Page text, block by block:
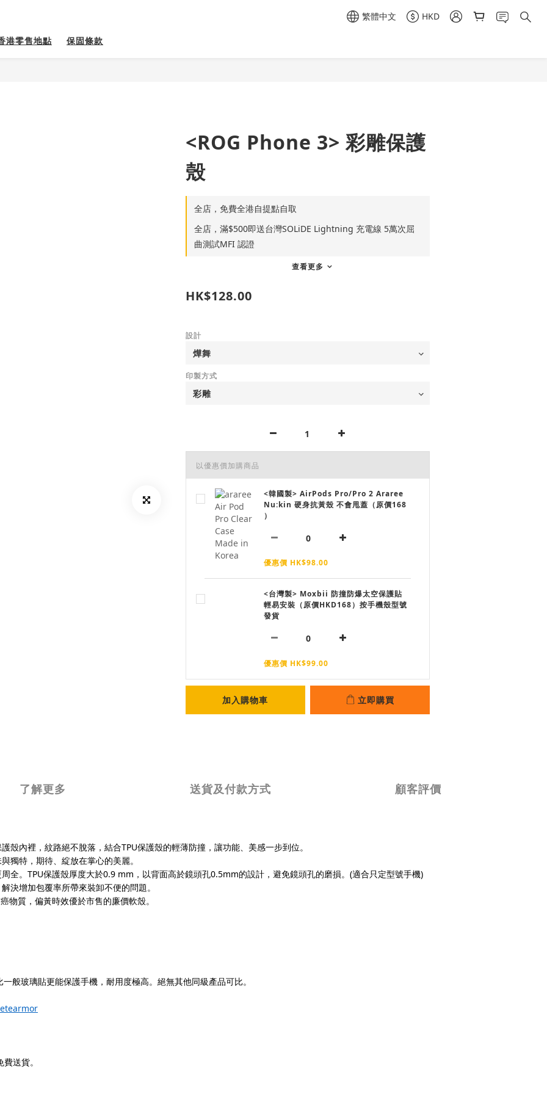
繁體中文 HKD
港零售地點 保固條款
<ROG Phone 3> 彩雕保護
殼
全店，免費全港自提點自取
全店，滿$500即送台灣SOLiDE Lightning 充電線 5萬次屈
曲測試MFI 認證
查看更多
HK$128.00
設計
印製方式
以優惠價加購商品
<韓國製> AirPods Pro/Pro 2 Araree
Nu:kin 硬身抗黃殼 不會甩蓋（原價168
）
優惠價 HK$98.00
<台灣製> Moxbii 防撞防爆太空保護貼
輕易安裝（原價HKD168）按手機殼型號
發貨
優惠價 HK$99.00
加入購物車 立即購買
了解更多 送貨及付款方式 顧客評價
殼內裡，紋路絕不脫落，結合TPU保護殼的輕薄防撞，讓功能、美感一步到位。
獨特，期待、綻放在掌心的美麗。
全。 TPU保護殼厚度大於0.9 mm ，以背面高於鏡頭孔0.5mm的設計，避免鏡頭孔的磨損。 (適合只定型號手機)
決增加包覆率所帶來裝卸不便的問題。
物質，偏黃時效優於市售的廉價軟殼。
般玻璃貼更能保護手機，耐用度極高。絕無其他同級產品可比。
送貨。